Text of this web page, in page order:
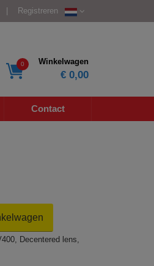
Registreren
0 Winkelwagen
€ 0,00
Contact
Decentered lens,